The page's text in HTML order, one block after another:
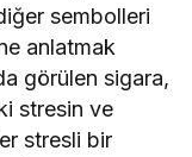
sembolleri
anlatmak
görülen sigara,
stresin ve
stresli bir